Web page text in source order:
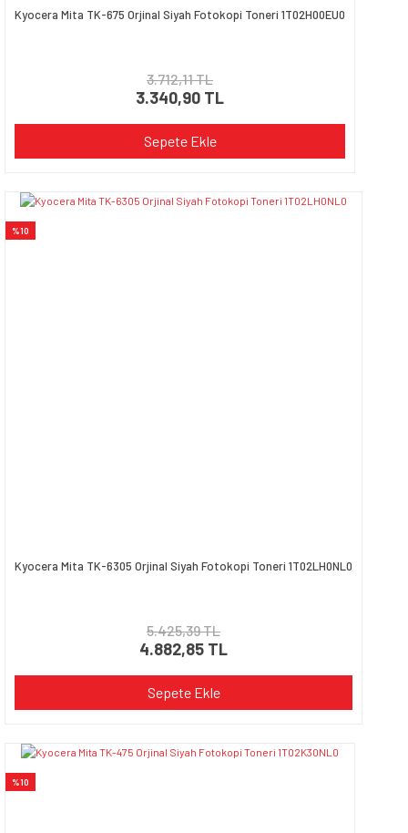
Kyocera Mita TK-675 Orjinal Siyah Fotokopi Toneri 1T02H00EU0
3.712,11 TL
3.340,90 TL
Sepete Ekle
%10
Kyocera Mita TK-6305 Orjinal Siyah Fotokopi Toneri 1T02LH0NL0
5.425,39 TL
4.882,85 TL
Sepete Ekle
%10